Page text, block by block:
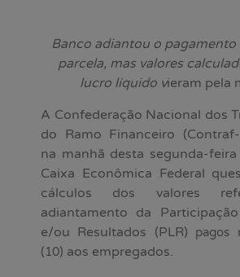
Banco adiantou o pagamento
parcela, mas valores
lucro líquido vieram pela
A Confederação Nacional dos
do Ramo Financeiro
na manhã desta segunda-
Caixa Econômica Federal
cálculos dos valores
adiantamento da
e/ou Resultados (PLR) pagos
(10) aos empregados.